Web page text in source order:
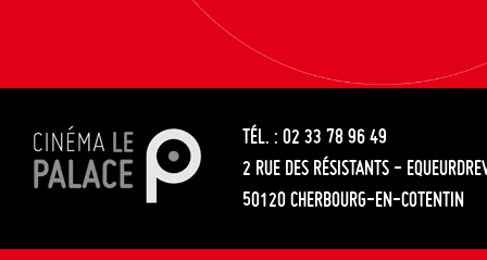
TÉL. : 02 33 78 96 49
2 RUE DES RÉSISTANTS -
50120 CHERBOURG-EN-COTENTIN